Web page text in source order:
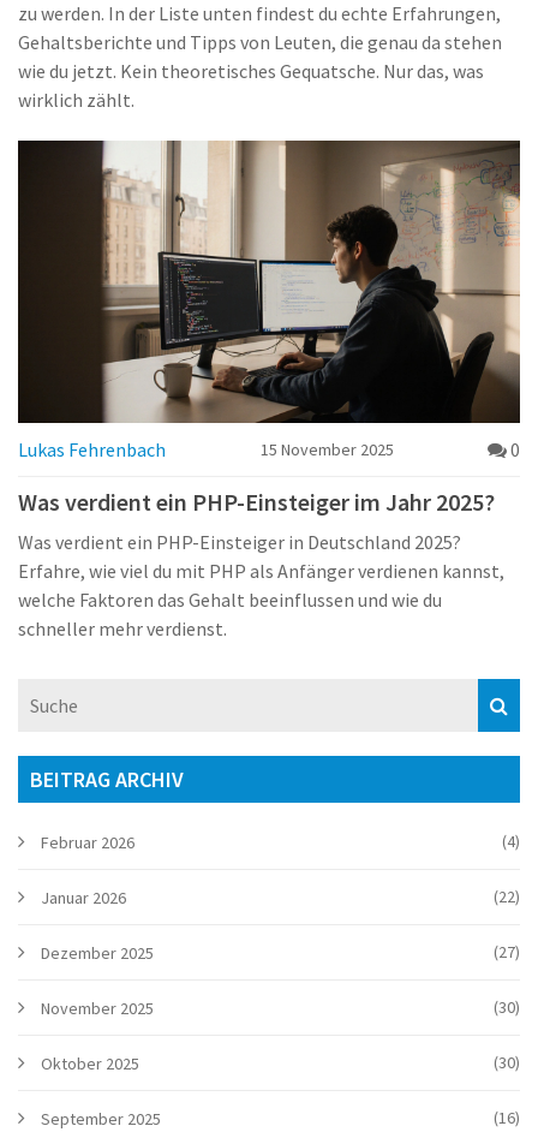
zu werden. In der Liste unten findest du echte Erfahrungen,
Gehaltsberichte und Tipps von Leuten, die genau da stehen
wie du jetzt. Kein theoretisches Gequatsche. Nur das, was
wirklich zählt.
Lukas Fehrenbach 15 November 2025 0
Was verdient ein PHP-Einsteiger im Jahr 2025?
Was verdient ein PHP-Einsteiger in Deutschland 2025?
Erfahre, wie viel du mit PHP als Anfänger verdienen kannst,
welche Faktoren das Gehalt beeinflussen und wie du
schneller mehr verdienst.
BEITRAG ARCHIV
Februar 2026 (4)
Januar 2026 (22)
Dezember 2025 (27)
November 2025 (30)
Oktober 2025 (30)
September 2025 (16)